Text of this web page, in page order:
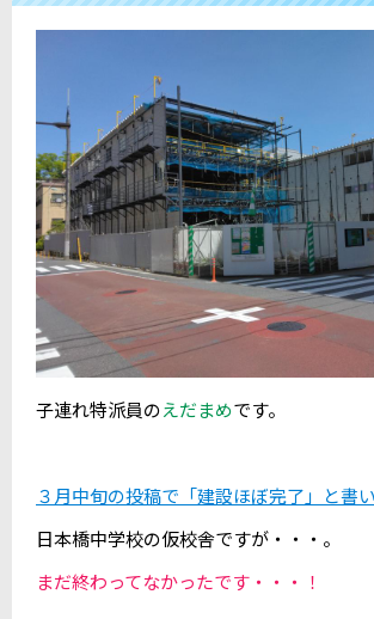
子連れ特派員のえだまめです。
３月中旬の投稿で「建設ほぼ完了」と書
日本橋中学校の仮校舎ですが・・・。
まだ終わってなかったです・・・！